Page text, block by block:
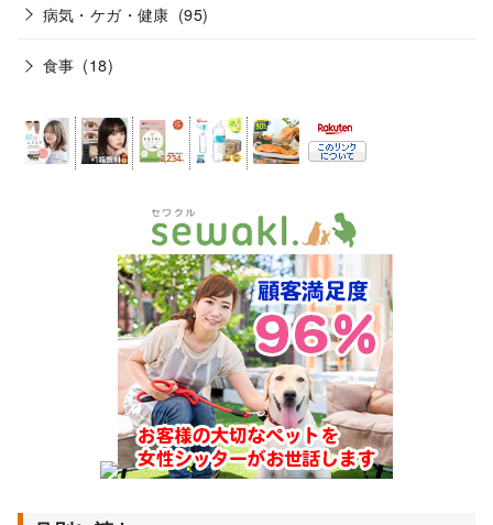
病気・ケガ・健康 (95)
食事 (18)